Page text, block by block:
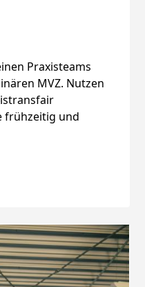
Praxisteams
MVZ. Nutzen
frühzeitig und